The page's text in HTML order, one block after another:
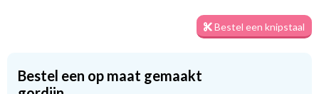
knipstaal aan om de textuur en kleuren thuis te beoordelen.
KinderGordijnenen GordijnenWinkel– nergens anders te
Bestel een knipstaal
Bestel een op maat gemaakt